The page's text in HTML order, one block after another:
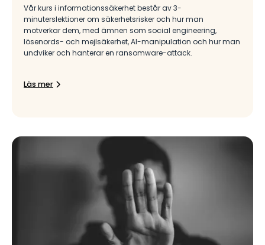
Vår kurs i informationssäkerhet består av 3-
minuterslektioner om säkerhetsrisker och hur man
motverkar dem, med ämnen som social engineering,
lösenords- och mejlsäkerhet, AI-manipulation och hur man
undviker och hanterar en ransomware-attack.
Läs mer